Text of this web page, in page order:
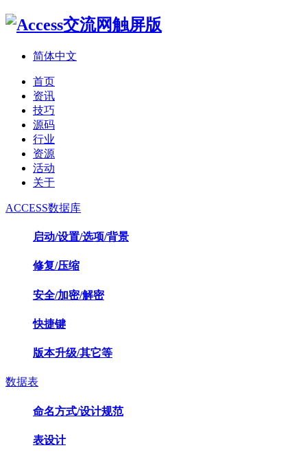
简体中文
首页
资讯
技巧
源码
行业
资源
活动
关于
ACCESS数据库
启动/设置/选项/背景
修复/压缩
安全/加密/解密
快捷键
版本升级/其它等
数据表
命名方式/设计规范
表设计